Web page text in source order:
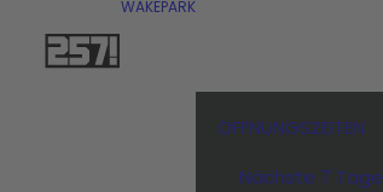
WAKEPARK
ÖFFNUNGSZEITEN
Nächste 7 Tage